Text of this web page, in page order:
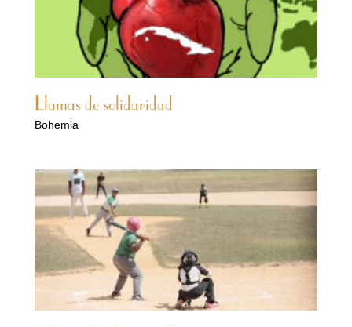
Llamas de solidaridad
Bohemia